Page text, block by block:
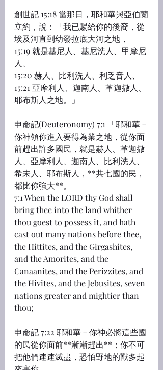
創世記 15:18 當那日，耶和華與亞伯蘭
立約，說：「我已賜給你的後裔，從
埃及河直到幼發拉底大河之地，
15:19 就是基尼人、基尼洗人、甲摩尼
人、
15:20 赫人、比利洗人、利乏音人、
15:21 亞摩利人、迦南人、革迦撒人、
耶布斯人之地。」
申命記(Deuteronomy) 7:1 「耶和華－
你神領你進入要得為業之地，從你面
前趕出許多國民，就是赫人、革迦撒
人、亞摩利人、迦南人、比利洗人、
希未人、耶布斯人，**共七國的民，
都比你強大**。
7:1 When the LORD thy God shall
bring thee into the land whither
thou goest to possess it, and hath
cast out many nations before thee,
the Hittites, and the Girgashites,
and the Amorites, and the
Canaanites, and the Perizzites, and
the Hivites, and the Jebusites, seven
nations greater and mightier than
thou;
申命記 7:22 耶和華－你神必將這些國
的民從你面前**漸漸趕出**；你不可
把他們速速滅盡，恐怕野地的獸多起